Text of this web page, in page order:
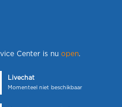
Center is nu open.
Livechat
Momenteel niet beschikbaar